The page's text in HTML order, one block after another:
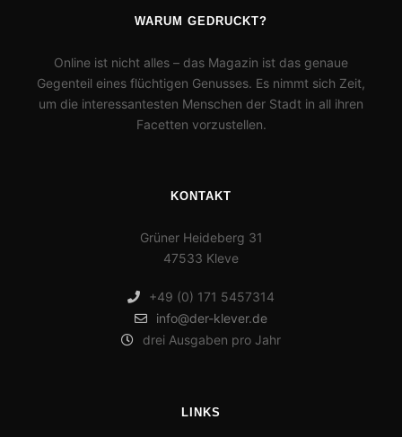
WARUM GEDRUCKT?
Online ist nicht alles – das Magazin ist das genaue
Gegenteil eines flüchtigen Genusses. Es nimmt sich Zeit,
um die interessantesten Menschen der Stadt in all ihren
Facetten vorzustellen.
KONTAKT
Grüner Heideberg 31
47533 Kleve
+49 (0) 171 5457314
info@der-klever.de
drei Ausgaben pro Jahr
LINKS